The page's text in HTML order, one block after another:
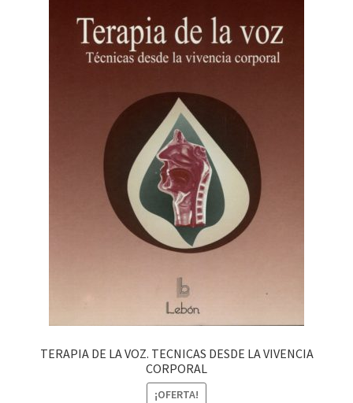
TERAPIA DE LA VOZ. TECNICAS DESDE LA VIVENCIA
CORPORAL
¡OFERTA!